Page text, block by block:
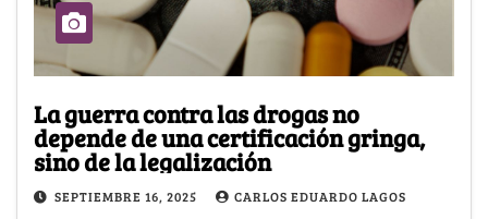
La guerra contra las drogas no
depende de una certificación gringa,
sino de la legalización
SEPTIEMBRE 16, 2025
CARLOS EDUARDO LAGOS